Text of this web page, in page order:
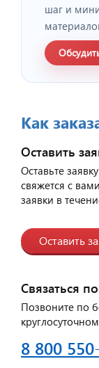
шаг и
Как
Оставить
Оставьте
свяжется с
заявки в
Оставить
Связаться
Позвоните по
8 800